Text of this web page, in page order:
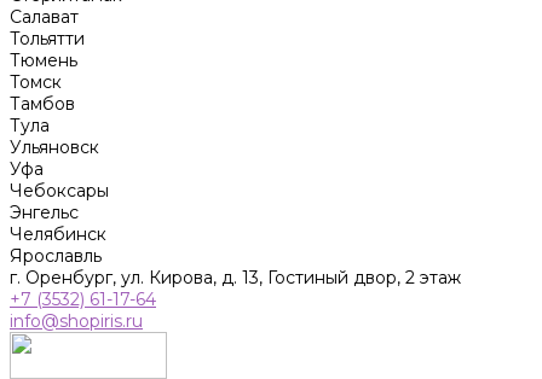
Салават
Тольятти
Тюмень
Томск
Тамбов
Тула
Ульяновск
Уфа
Чебоксары
Энгельс
Челябинск
Ярославль
г. Оренбург, ул. Кирова, д. 13, Гостиный двор, 2 этаж
+7 (3532) 61-17-64
info@shopiris.ru